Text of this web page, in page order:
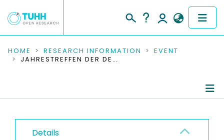
COMMUNITIES & COLLECTIONS
RESEARCH DATA
PEOPLE
HOME RESEARCH INFORMATION
EVENT
JAHRESTREFFEN DER DECHEMA/VDI-FACHGRUPPEN MISCHVORGÄNGE, HOCHDRUCKVERFAHRENSTECHNIK UND MEHRPHASENSTRÖMUNGEN 2025
Details